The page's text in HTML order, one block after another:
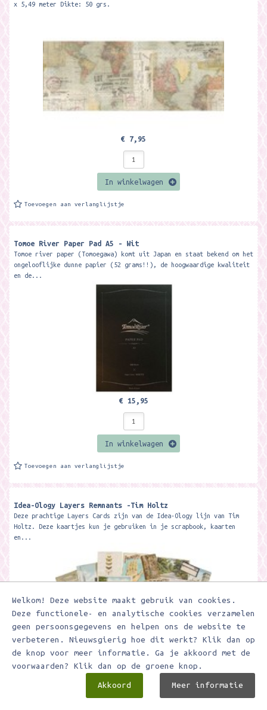
Welkom! Deze website maakt gebruik van cookies.
Deze functionele- en analytische cookies verzamelen
geen persoonsgegevens en helpen ons de website te
verbeteren. Nieuwsgierig hoe dit werkt? Klik dan op
de knop voor meer informatie. Ga je akkoord met de
voorwaarden? Klik dan op de groene knop.
Akkoord Meer informatie
x 5,49 meter Dikte: 50 grs.
€ 7,95
In winkelwagen
Toevoegen aan verlanglijstje
Tomoe River Paper Pad A5 - Wit
Tomoe river paper (Tomoegawa) komt uit Japan en staat bekend om het
ongelooflijke dunne papier (52 grams!!), de hoogwaardige kwaliteit
en de...
€ 15,95
In winkelwagen
Toevoegen aan verlanglijstje
Idea-Ology Layers Remnants -Tim Holtz
Deze prachtige Layers Cards zijn van de Idea-Ology lijn van Tim
Holtz. Deze kaartjes kun je gebruiken in je scrapbook, kaarten
en...
€ 6,95